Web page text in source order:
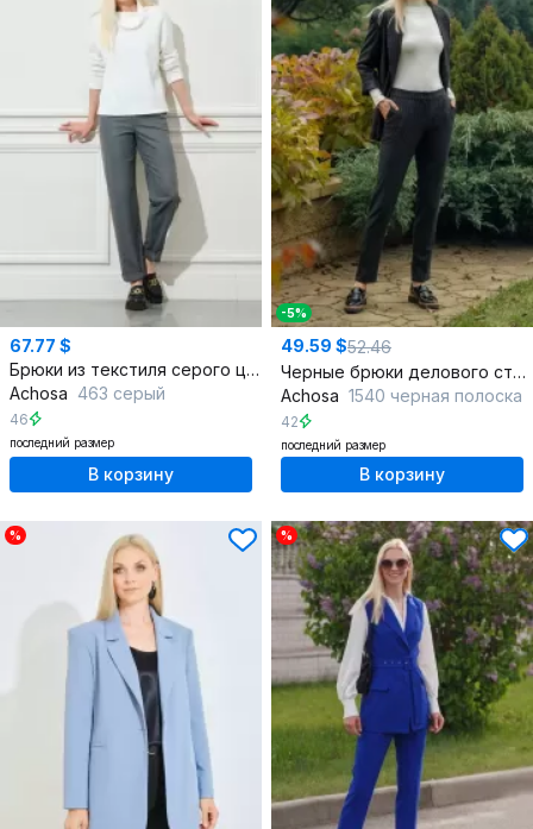
67.77 $
Брюки из текстиля серого цвета для ежедневного образа
Achosa 463 серый
46
последний размер
В корзину
-5%
49.59 $52.46
Черные брюки делового стиля на каждый день
Achosa 1540 черная полоска
42
последний размер
В корзину
% %